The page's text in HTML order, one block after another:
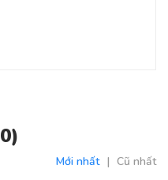
0)
Mới nhất | Cũ nhất